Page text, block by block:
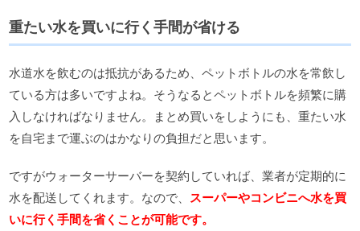
重たい水を買いに行く手間が省ける
水道水を飲むのは抵抗があるため、ペットボトルの水を常飲し
ている方は多いですよね。そうなるとペットボトルを頻繁に購
入しなければなりません。まとめ買いをしようにも、重たい水
を自宅まで運ぶのはかなりの負担だと思います。
ですがウォーターサーバーを契約していれば、業者が定期的に
水を配送してくれます。なので、
スーパーやコンビニへ水を買
いに行く手間を省くことが可能です。